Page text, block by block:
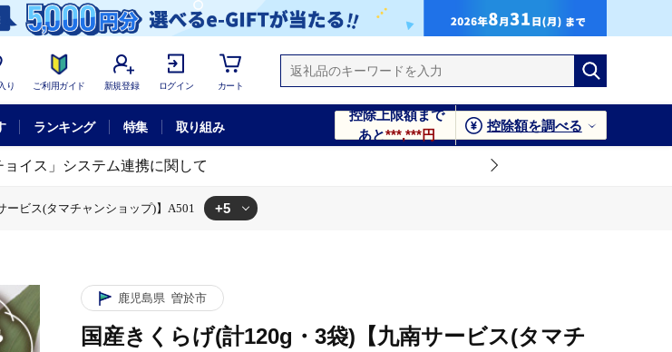
り ご利用ガイド 新規登録 ログイン カート
ランキング 特集 取り組み
控除上限額まで
あと***,***円
控除額を調べる
ョイス」システム連携に関して
ービス(タマチャンショップ)】A501 +5
ービス(タマチャンショップ)】A501
鹿児島県 曽於市
国産きくらげ(計120g・3袋)【九南サービス(タマチ